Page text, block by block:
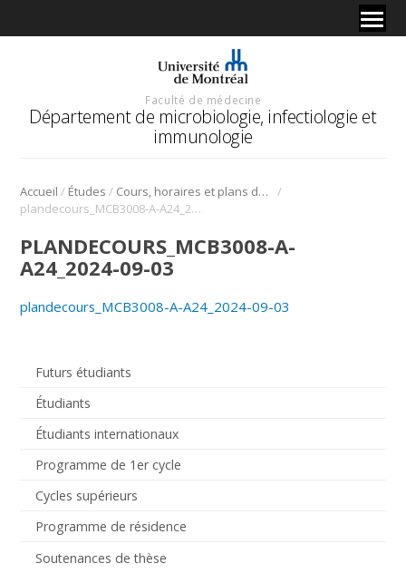
Faculté de médecine
Département de microbiologie, infectiologie et
immunologie
Accueil / Études / Cours, horaires et plans de cours
/
plandecours_MCB3008-A-A24_2024-09-03
Futurs étudiants
Étudiants
Étudiants internationaux
Programme de 1er cycle
Cycles supérieurs
Programme de résidence
Soutenances de thèse
PLANDECOURS_MCB3008-A-
A24_2024-09-03
plandecours_MCB3008-A-A24_2024-09-03